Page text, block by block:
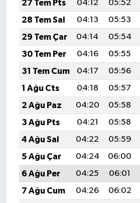
27 Tem Pts
04:12 05:52
28 Tem Sal
04:13 05:53
29 Tem Çar
04:14 05:54
30 Tem Per
04:16 05:55
31 Tem Cum
04:17 05:56
1 Ağu Cts
04:18 05:57
2 Ağu Paz
04:20 05:58
3 Ağu Pts
04:21 05:58
4 Ağu Sal
04:22 05:59
5 Ağu Çar
04:24 06:00
6 Ağu Per
04:25 06:01
7 Ağu Cum
04:26 06:02